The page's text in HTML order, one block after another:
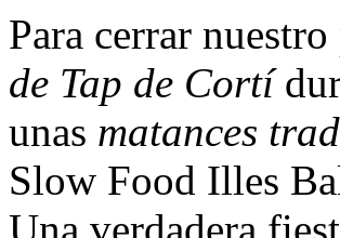
Para cerrar
de Tap de Cortí
unas matances
Slow Food Illes